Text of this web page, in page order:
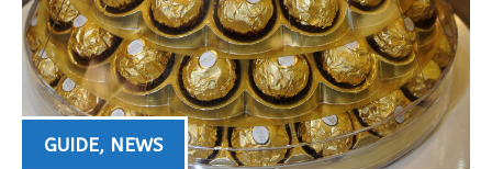
GUIDE, NEWS